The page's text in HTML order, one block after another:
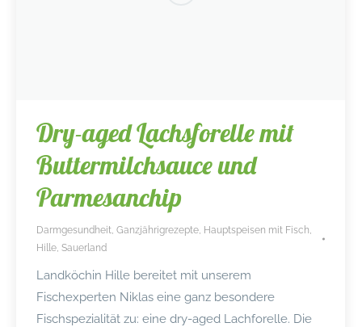
Dry-aged Lachsforelle mit
Buttermilchsauce und
Parmesanchip
Darmgesundheit Ganzjährigrezepte Hauptspeisen mit Fisch
Hille Sauerland
Landköchin Hille bereitet mit unserem
Fischexperten Niklas eine ganz besondere
Fischspezialität zu: eine dry-aged Lachforelle. Die